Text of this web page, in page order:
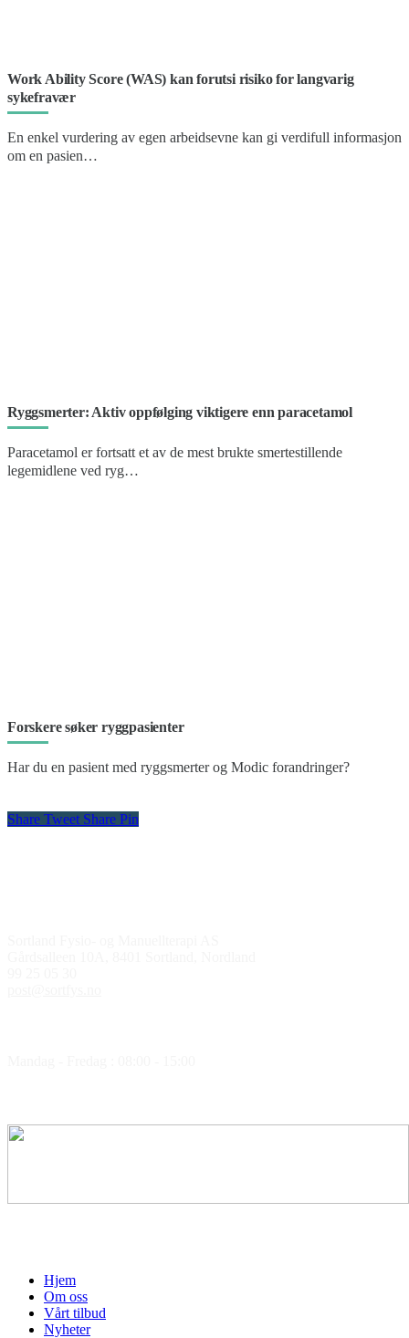
Work Ability Score (WAS) kan forutsi risiko for langvarig
sykefravær
En enkel vurdering av egen arbeidsevne kan gi verdifull informasjon
om en pasien…
Ryggsmerter: Aktiv oppfølging viktigere enn paracetamol
Paracetamol er fortsatt et av de mest brukte smertestillende
legemidlene ved ryg…
Forskere søker ryggpasienter
Har du en pasient med ryggsmerter og Modic forandringer?
Share Tweet Share Pin
Hjem
Om oss
Vårt tilbud
Nyheter